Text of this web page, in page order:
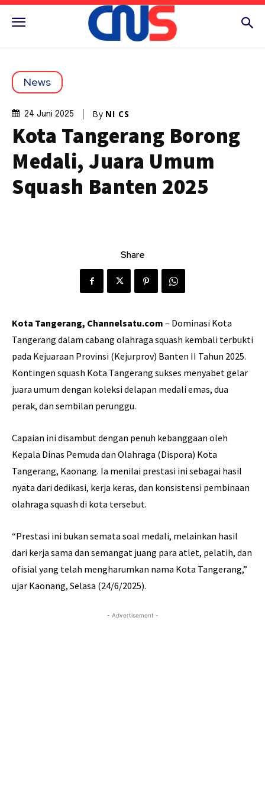
News
24 Juni 2025 By NI CS
Kota Tangerang Borong
Medali, Juara Umum
Squash Banten 2025
Share
Kota Tangerang, Channelsatu.com – Dominasi Kota
Tangerang dalam cabang olahraga squash kembali terbukti
pada Kejuaraan Provinsi (Kejurprov) Banten II Tahun 2025.
Kontingen squash Kota Tangerang sukses menyabet gelar
juara umum dengan koleksi delapan medali emas, dua
perak, dan sembilan perunggu.
Capaian ini disambut dengan penuh kebanggaan oleh
Kepala Dinas Pemuda dan Olahraga (Dispora) Kota
Tangerang, Kaonang. Ia menilai prestasi ini sebagai hasil
nyata dari dedikasi, kerja keras, dan konsistensi pembinaan
olahraga squash di kota tersebut.
“Prestasi ini bukan semata soal medali, melainkan hasil
dari kerja sama dan semangat juang para atlet, pelatih, dan
ofisial yang telah mengharumkan nama Kota Tangerang,”
ujar Kaonang, Selasa (24/6/2025).
- Advertisement -